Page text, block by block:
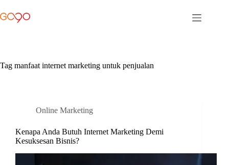
to
content
Tag manfaat internet marketing untuk penjualan
Online Marketing
Kenapa Anda Butuh Internet Marketing Demi
Kesuksesan Bisnis?